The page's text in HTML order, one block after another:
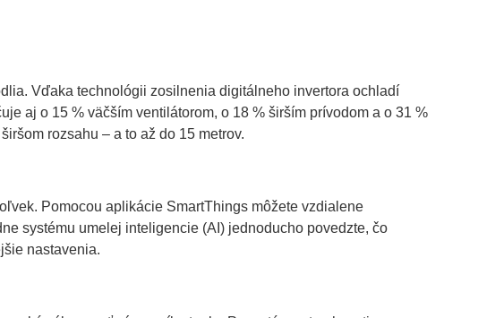
Vďaka technológii zosilnenia digitálneho invertora ochladí
aj o 15 % väčším ventilátorom, o 18 % širším prívodom a o 31 %
rozsahu – a to až do 15 metrov.
Pomocou aplikácie SmartThings môžete vzdialene
systému umelej inteligencie (AI) jednoducho povedzte, čo
nastavenia.